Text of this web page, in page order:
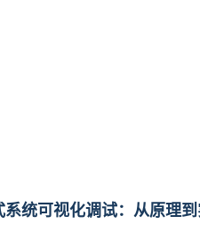
统可视化调试：从原理